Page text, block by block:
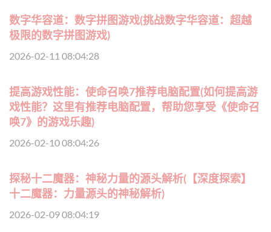
数字华容道：数字拼图游戏(挑战数字华容道：超越
极限的数字拼图游戏)
2026-02-11 08:04:28
提高游戏性能：使命召唤7推荐电脑配置(如何提高游
戏性能？这里有推荐电脑配置，帮助您享受《使命召
唤7》的游戏乐趣)
2026-02-10 08:04:26
探秘十二魔器：神秘力量的源头解析(【深度探索】
十二魔器：力量源头的神秘解析)
2026-02-09 08:04:19